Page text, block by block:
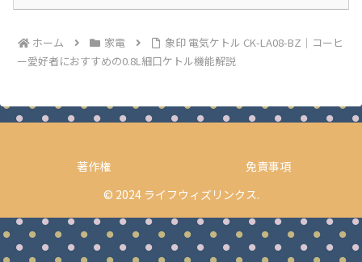
ホーム 家電
象印 電気ケトル CK-LA08-BZ｜コーヒ
ー愛好者におすすめの0.8L細口ケトル機能解説
著作権
免責事項
© 2024 ライフウィズリンクス.